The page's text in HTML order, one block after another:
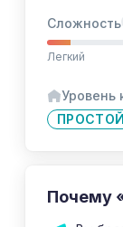
Сложность
Легкий
Уровень
ПРОСТОЙ
Почему